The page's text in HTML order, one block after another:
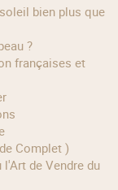
?
Complet )